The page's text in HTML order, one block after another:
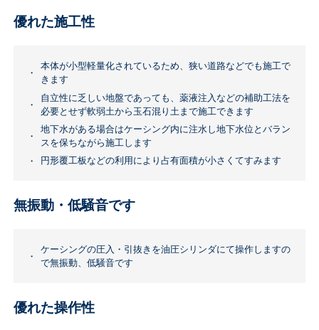
優れた施工性
本体が小型軽量化されているため、狭い道路などでも施工で
きます
自立性に乏しい地盤であっても、薬液注入などの補助工法を
必要とせず軟弱土から玉石混り土まで施工できます
地下水がある場合はケーシング内に注水し地下水位とバラン
スを保ちながら施工します
円形覆工板などの利用により占有面積が小さくてすみます
無振動・低騒音です
ケーシングの圧入・引抜きを油圧シリンダにて操作しますの
で無振動、低騒音です
優れた操作性